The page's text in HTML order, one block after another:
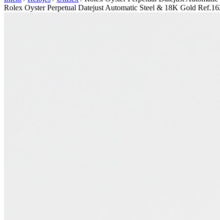
Rolex Oyster Perpetual Datejust Automatic Steel & 18K Gold